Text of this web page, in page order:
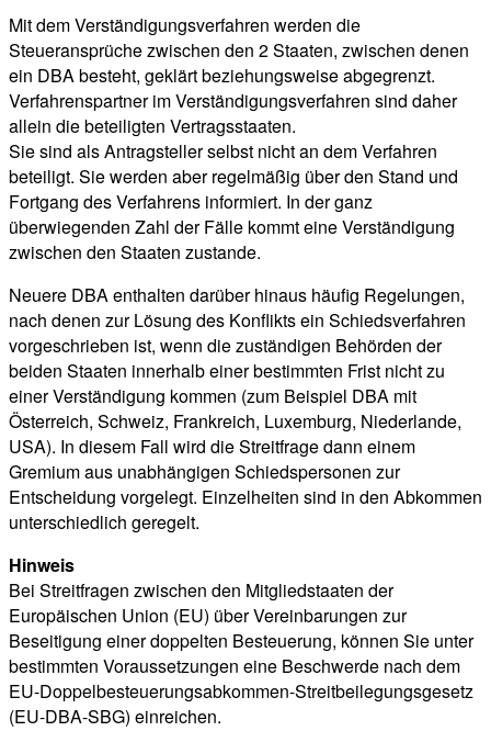
Mit dem Verständigungsverfahren werden die
Steueransprüche zwischen den 2 Staaten, zwischen denen
ein DBA besteht, geklärt beziehungsweise abgegrenzt.
Verfahrenspartner im Verständigungsverfahren sind daher
allein die beteiligten Vertragsstaaten.
Sie sind als Antragsteller selbst nicht an dem Verfahren
beteiligt. Sie werden aber regelmäßig über den Stand und
Fortgang des Verfahrens informiert. In der ganz
überwiegenden Zahl der Fälle kommt eine Verständigung
zwischen den Staaten zustande.
Neuere DBA enthalten darüber hinaus häufig Regelungen,
nach denen zur Lösung des Konflikts ein Schiedsverfahren
vorgeschrieben ist, wenn die zuständigen Behörden der
beiden Staaten innerhalb einer bestimmten Frist nicht zu
einer Verständigung kommen (zum Beispiel DBA mit
Österreich, Schweiz, Frankreich, Luxemburg, Niederlande,
USA). In diesem Fall wird die Streitfrage dann einem
Gremium aus unabhängigen Schiedspersonen zur
Entscheidung vorgelegt. Einzelheiten sind in den Abkommen
unterschiedlich geregelt.
Hinweis
Bei Streitfragen zwischen den Mitgliedstaaten der
Europäischen Union (EU) über Vereinbarungen zur
Beseitigung einer doppelten Besteuerung, können Sie unter
bestimmten Voraussetzungen eine Beschwerde nach dem
EU-Doppelbesteuerungsabkommen-Streitbeilegungsgesetz
(EU-DBA-SBG) einreichen.